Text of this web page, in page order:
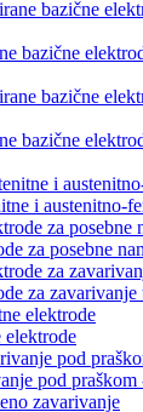
bazične
bazične
i austenitno-
za posebne
za
elektrode
pod praškom